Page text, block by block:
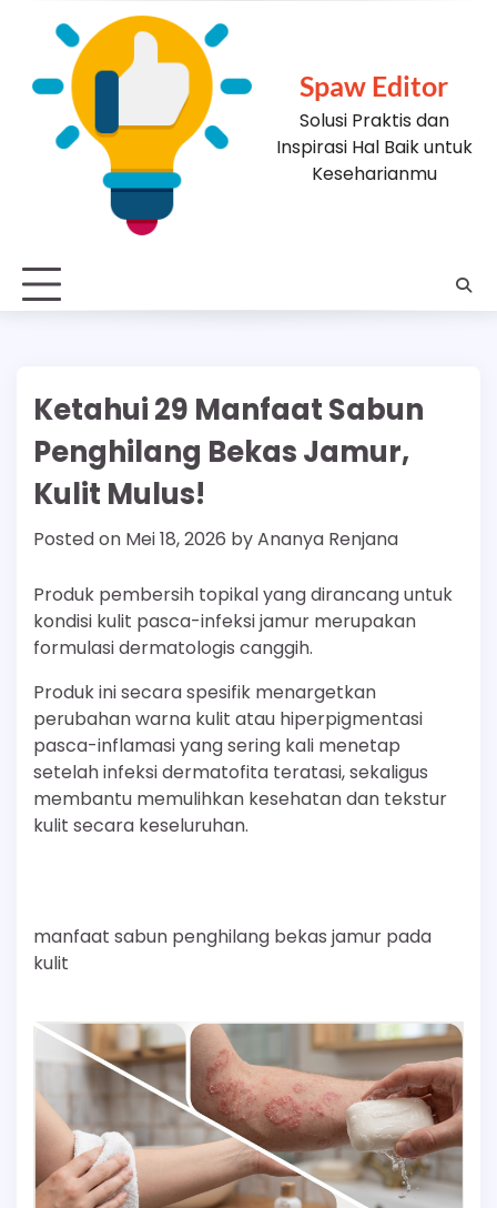
Spaw Editor
Solusi Praktis dan
Inspirasi Hal Baik untuk
Keseharianmu
Ketahui 29 Manfaat Sabun
Penghilang Bekas Jamur,
Kulit Mulus!
Posted on Mei 18, 2026 byAnanya Renjana
Produk pembersih topikal yang dirancang untuk
kondisi kulit pasca-infeksi jamur merupakan
formulasi dermatologis canggih.
Produk ini secara spesifik menargetkan
perubahan warna kulit atau hiperpigmentasi
pasca-inflamasi yang sering kali menetap
setelah infeksi dermatofita teratasi, sekaligus
membantu memulihkan kesehatan dan tekstur
kulit secara keseluruhan.
manfaat sabun penghilang bekas jamur pada
kulit